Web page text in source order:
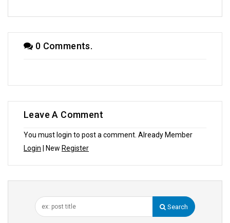
0 Comments.
Leave A Comment
You must login to post a comment. Already Member
Login | New Register
Search